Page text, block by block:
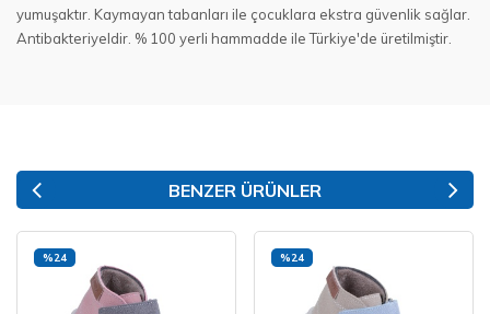
yumuşaktır. Kaymayan tabanları ile çocuklara ekstra güvenlik sağlar.
Antibakteriyeldir. % 100 yerli hammadde ile Türkiye'de üretilmiştir.
BENZER ÜRÜNLER
%24 %24